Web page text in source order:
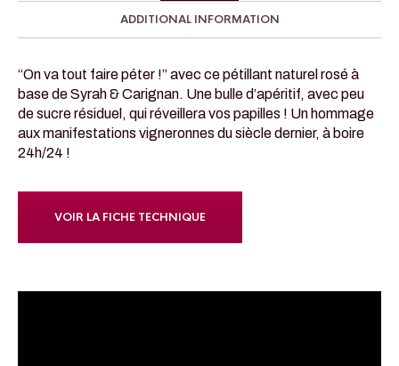
ADDITIONAL INFORMATION
“On va tout faire péter !” avec ce pétillant naturel rosé à
base de Syrah & Carignan. Une bulle d’apéritif, avec peu
de sucre résiduel, qui réveillera vos papilles ! Un hommage
aux manifestations vigneronnes du siècle dernier, à boire
24h/24 !
VOIR LA FICHE TECHNIQUE